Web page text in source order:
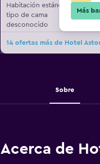
Habitación estándar,
tipo de cama
desconocido
14 ofertas más de Hotel
Sobre
Acerca de
Más